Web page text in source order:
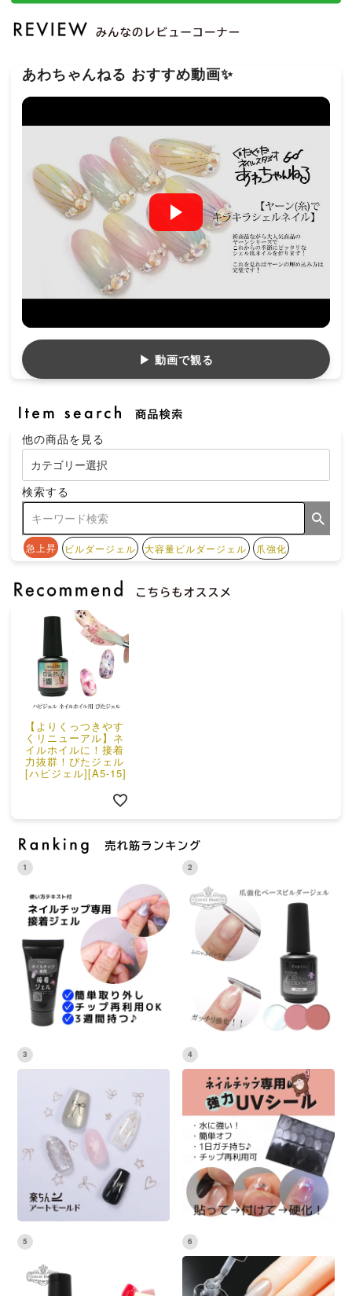
あわちゃんねる おすすめ動画✨
▶ 動画で観る
他の商品を見る
検索する
急上昇 ビルダージェル 大容量ビルダージェル 爪強化
【よりくっつきやす
くリニューアル】ネ
イルホイルに！接着
力抜群！ぴたジェル
[ハピジェル][A5-15]
1 2
3 4
5 6